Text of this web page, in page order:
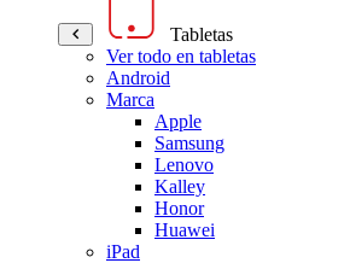
Tabletas
Ver todo en tabletas
Android
Marca
Apple
Samsung
Lenovo
Kalley
Honor
Huawei
iPad